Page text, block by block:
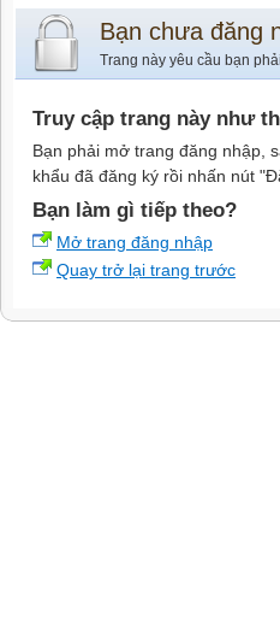
Bạn chưa đăng
Trang này yêu cầu bạn
Truy cập trang này như
Bạn phải mở trang đăng nhập,
khẩu đã đăng ký rồi nhấn nút
Bạn làm gì tiếp theo?
Mở trang đăng nhập
Quay trở lại trang trước